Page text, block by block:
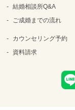
結婚相談所Q&A
ご成婚までの流れ
カウンセリング予約
資料請求